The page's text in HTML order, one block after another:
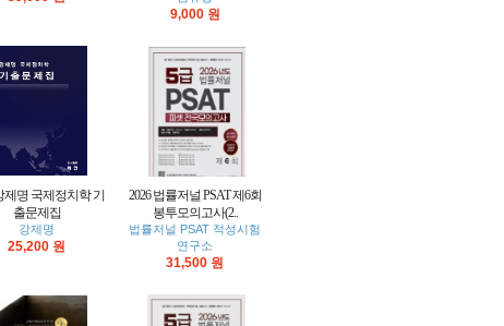
9,000 원
제명 국제정치학 기
출문제집
강제명
25,200 원
2026 법률저널 PSAT 제6회
봉투모의고사(2..
법률저널 PSAT 적성시험
연구소
31,500 원